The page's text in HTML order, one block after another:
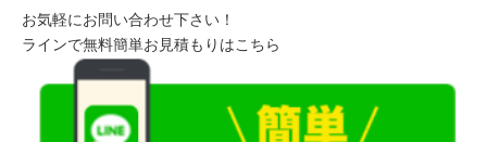
お気軽にお問い合わせ下さい！
ラインで無料簡単お見積もりはこちら